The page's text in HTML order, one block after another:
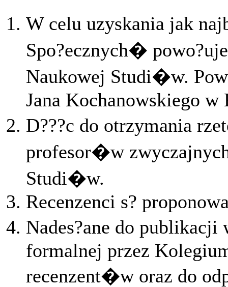
W celu uzyskania jak
Spo?ecznych�
Naukowej Studi�w.
Jana Kochanowskiego
D???c do otrzymania
profesor�w
Studi�w.
Recenzenci s?
Nades?ane do
formalnej przez
recenzent�w oraz do